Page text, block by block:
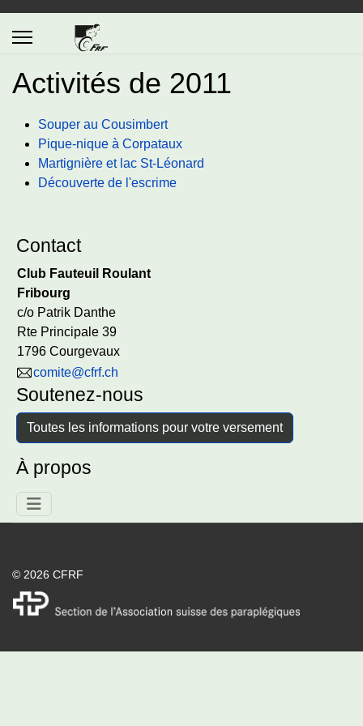
Activités de 2011
Souper au Cousimbert
Pique-nique à Corpataux
Martignière et lac St-Léonard
Découverte de l'escrime
Contact
Club Fauteuil Roulant
Fribourg
c/o Patrik Danthe
Rte Principale 39
1796 Courgevaux
comite@cfrf.ch
Soutenez-nous
Toutes les informations pour votre versement
À propos
© 2026 CFRF